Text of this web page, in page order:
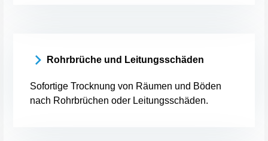
Rohrbrüche und Leitungsschäden
Sofortige Trocknung von Räumen und Böden
nach Rohrbrüchen oder Leitungsschäden.